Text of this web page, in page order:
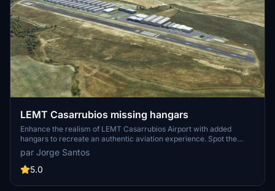
LEMT Casarrubios missing hangars
Enhance the realism of LEMT Casarrubios Airport with added
hangars to recreate an authentic aviation experience. Spot the
distinctive rows of rectangular hangars that were previously
missing from the original scenery.
par Jorge Santos
5.0